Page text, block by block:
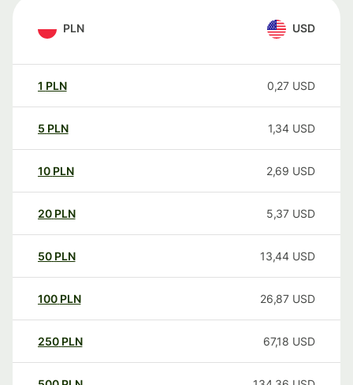
PLN USD
1 PLN 0,27 USD
5 PLN 1,34 USD
10 PLN 2,69 USD
20 PLN 5,37 USD
50 PLN 13,44 USD
100 PLN 26,87 USD
250 PLN 67,18 USD